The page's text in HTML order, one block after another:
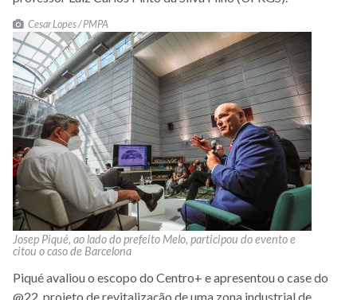
Cesar Lopes / PMPA
Josep Piqué, ao lado do prefeito Melo, participou do evento e
citou o caso de Barcelona
Piqué avaliou o escopo do Centro+ e apresentou o case do
@22, projeto de revitalização de uma zona industrial de